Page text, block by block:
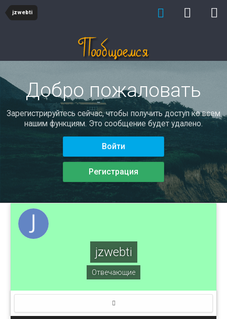
jzwebti
Добро пожаловать
Зарегистрируйтесь сейчас, чтобы получить доступ ко всем
нашим функциям. Это сообщение будет удалено.
Войти
Регистрация
jzwebti
Отвечающие